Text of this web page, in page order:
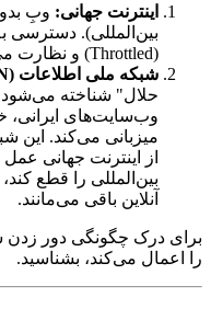
اینترنت جهانی: وبِ
بین‌المللی). دسترسی
(Throttled) و نظارت می‌شود.
شبکه ملی اطلاعات (NIN):
حلال" شناخته
وب‌سایت‌های ایرانی،
میزبانی می‌کند. این
از اینترنت جهانی
بین‌المللی را قطع
آنلاین باقی می‌مانند.
برای درک چگونگی دور زدن
را اعمال می‌کند، بشناسید.